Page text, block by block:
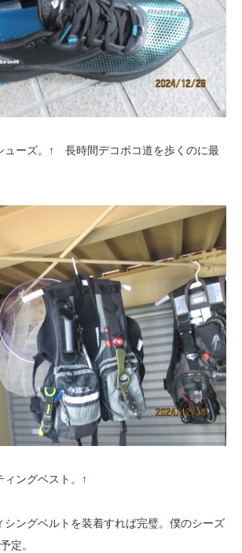
ューズ。↑ 長時間デコボコ道を歩くのに最
ングベスト。↑
シングベルトを装着すれば完璧。僕のシーズ
定。